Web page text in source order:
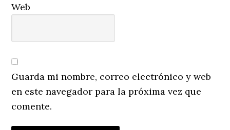
Web
Guarda mi nombre, correo electrónico y web
en este navegador para la próxima vez que
comente.